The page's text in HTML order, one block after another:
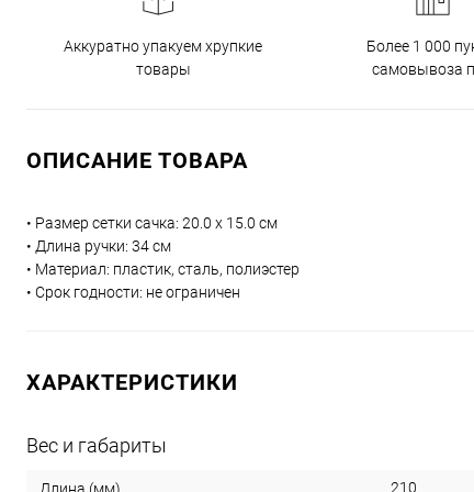
Аккуратно упакуем хрупкие
товары
Более 1 000
самовывоза
ОПИСАНИЕ ТОВАРА
• Размер сетки сачка: 20.0 х 15.0 см
• Длина ручки: 34 см
• Материал: пластик, сталь, полиэстер
• Срок годности: не ограничен
ХАРАКТЕРИСТИКИ
Вес и габариты
210